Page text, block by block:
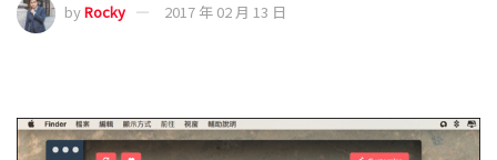
byRocky 2017 年 02 月 13 日